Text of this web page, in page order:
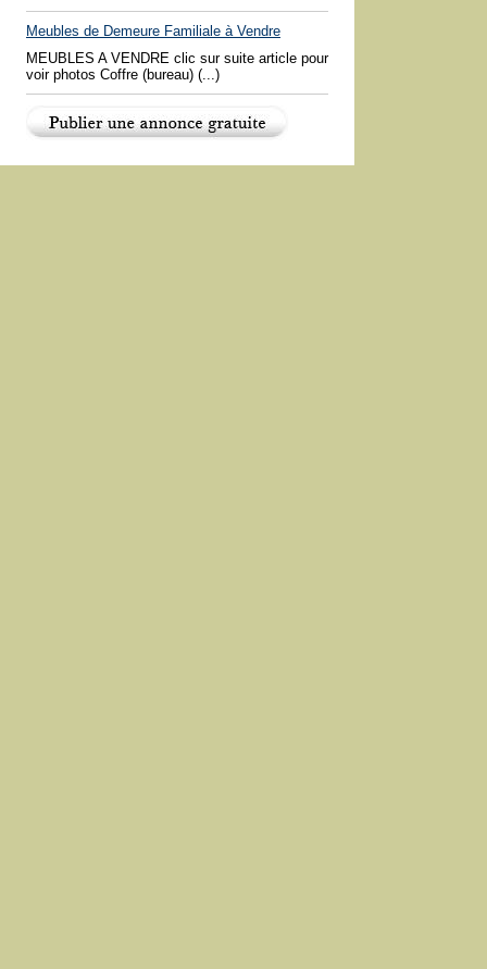
Meubles de Demeure Familiale à Vendre
MEUBLES A VENDRE clic sur suite article pour
voir photos Coffre (bureau) (...)